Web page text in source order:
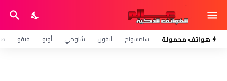
هواتف محمولة سامسونج آيفون شاومي أوبو فيفو